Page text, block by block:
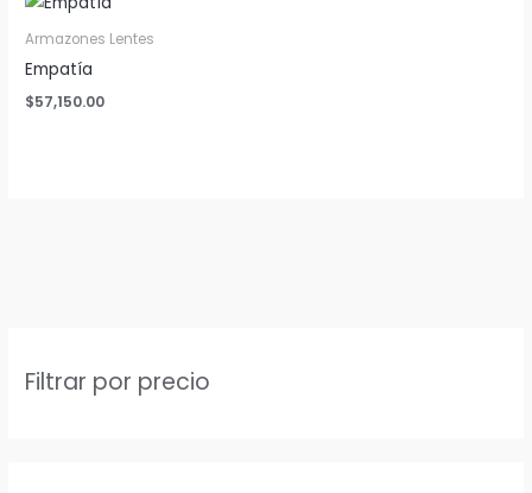
Filtrar por precio
Armazones Lentes
Empatía
$57,150.00